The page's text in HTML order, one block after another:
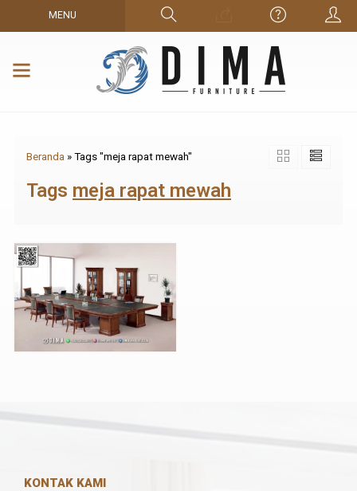
MENU
Beranda »Tags "meja rapat mewah"
Tags meja rapat mewah
KONTAK KAMI